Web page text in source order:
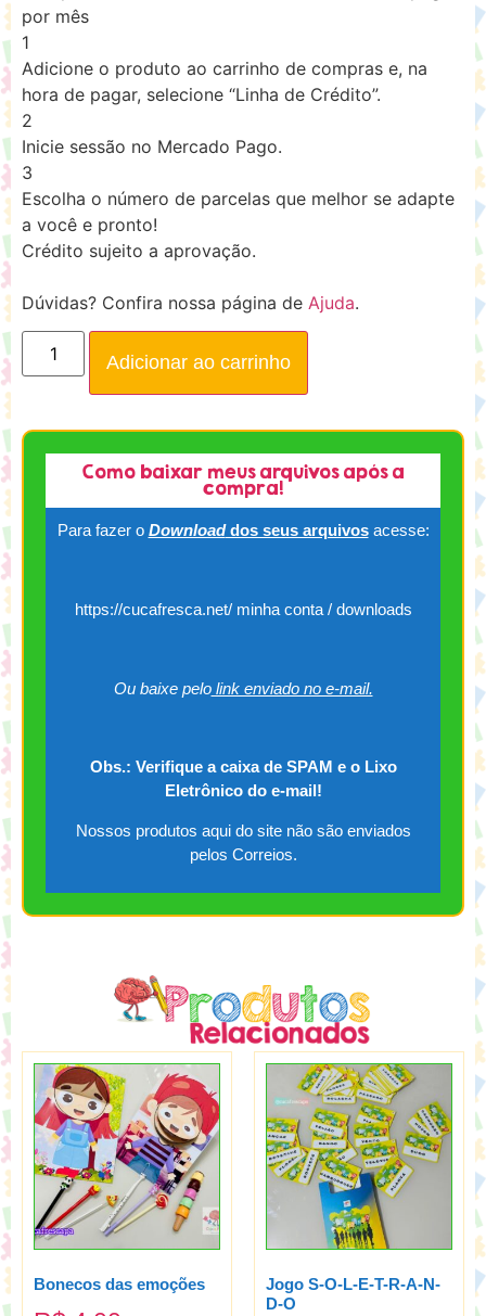
por mês
1
Adicione o produto ao carrinho de compras e, na
hora de pagar, selecione “Linha de Crédito”.
2
Inicie sessão no Mercado Pago.
3
Escolha o número de parcelas que melhor se adapte
a você e pronto!
Crédito sujeito a aprovação.
Dúvidas? Confira nossa página de Ajuda.
Adicionar ao carrinho
Como baixar meus arquivos após a
compra!
Para fazer o Downloaddos seus arquivos acesse:
https://cucafresca.net/ minha conta / downloads
Ou baixe pelolink enviado no e-mail.
Obs.: Verifique a caixa de SPAM e o Lixo
Eletrônico do e-mail!
Nossos produtos aqui do site não são enviados
pelos Correios.
Bonecos das emoções
Jogo S-O-L-E-T-R-A-N-
D-O